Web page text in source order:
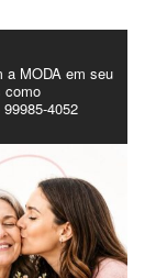
a MODA em seu
como
4052